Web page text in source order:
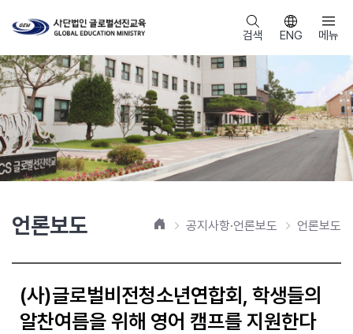
검색 ENG 메뉴
언론보도 홈 공지사항·언론보도 언론보도
(사)글로벌비전청소년연합회, 학생들의
알찬여름을 위해 영어 캠프를 지원한다